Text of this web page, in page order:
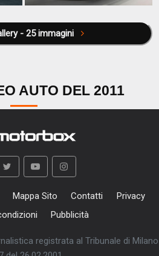
Tutta la gallery - 25 immagini
AUTO DEL 2011
Mappa Sito Contatti
Privacy
Pubblicità
registrata al Tribunale di Milano